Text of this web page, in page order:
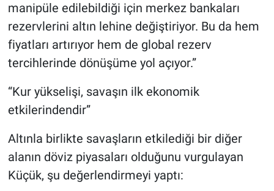
manipüle edilebildiği için merkez bankaları
rezervlerini altın lehine değiştiriyor. Bu da hem
fiyatları artırıyor hem de global rezerv
tercihlerinde dönüşüme yol açıyor.”
“Kur yükselişi, savaşın ilk ekonomik
etkilerindendir”
Altınla birlikte savaşların etkilediği bir diğer
alanın döviz piyasaları olduğunu vurgulayan
Küçük, şu değerlendirmeyi yaptı: